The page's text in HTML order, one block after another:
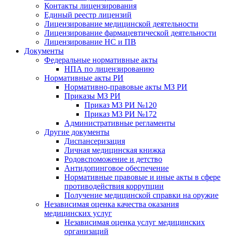
Контакты лицензирования
Единый реестр лицензий
Лицензирование медицинской деятельности
Лицензирование фармацевтической деятельности
Лицензирование НС и ПВ
Документы
Федеральные нормативные акты
НПА по лицензированию
Нормативные акты РИ
Нормативно-правовые акты МЗ РИ
Приказы МЗ РИ
Приказ МЗ РИ №120
Приказ МЗ РИ №172
Административные регламенты
Другие документы
Диспансеризация
Личная медицинская книжка
Родовспоможение и детство
Антидопинговое обеспечение
Нормативные правовые и иные акты в сфере
противодействия коррупции
Получение медицинской справки на оружие
Независимая оценка качества оказания
медицинских услуг
Независимая оценка услуг медицинскиx
организаций